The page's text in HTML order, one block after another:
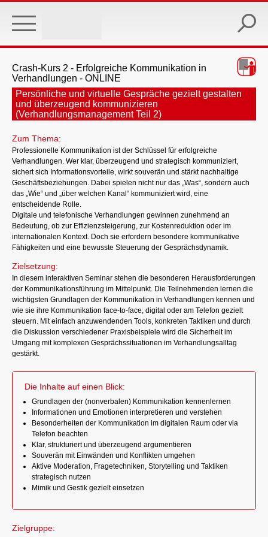
main
Crash-Kurs 2 - Erfolgreiche Kommunikation in
Verhandlungen - ONLINE
Persönliche und virtuelle Gespräche gezielt gestalten
und überzeugend kommunizieren
(Verhandlungsmanagement Teil 2)
Zum Thema:
Professionelle Kommunikation ist der Schlüssel für erfolgreiche
Verhandlungen. Wer klar, überzeugend und strategisch kommuniziert,
sichert sich Informationsvorteile, wirkt souverän und stärkt nachhaltige
Geschäftsbeziehungen. Dabei spielen nicht nur das „Was“, sondern auch
das „Wie“ und „über welchen Kanal“ kommuniziert wird, eine
entscheidende Rolle.
Digitale und telefonische Verhandlungen gewinnen zunehmend an
Bedeutung, ob zur Effizienzsteigerung, zur Kostenreduktion oder im
internationalen Kontext. Doch sie erfordern besondere kommunikative
Fähigkeiten und eine bewusste Steuerung der Gesprächsdynamik.
Zielsetzung:
In diesem interaktiven Seminar stehen die besonderen Herausforderungen
der Kommunikationsführung im Mittelpunkt. Die Teilnehmenden lernen die
wichtigsten Grundlagen der Kommunikation in Verhandlungen kennen und
wie sie ihre Kommunikation face-to-face, digital oder am Telefon gezielt
steuern. Mit einfach anzuwendenden Tools, konkreten Taktiken und durch
die Diskussion verschiedener Praxisbeispiele wird die Sicherheit im
Umgang mit komplexen Gesprächssituationen im Verhandlungsalltag
gestärkt.
Die Inhalte auf einen Blick:
Grundlagen der (nonverbalen) Kommunikation kennenlernen
Informationen und Emotionen interpretieren und verstehen
Besonderheiten der Kommunikation im digitalen Raum oder via
Telefon beachten
Klar, strukturiert und überzeugend argumentieren
Souverän mit Einwänden und Konflikten umgehen
Aktive Moderation, Fragetechniken, Storytelling und Taktiken
strategisch nutzen
Mimik und Gestik gezielt einsetzen
Zielgruppe: